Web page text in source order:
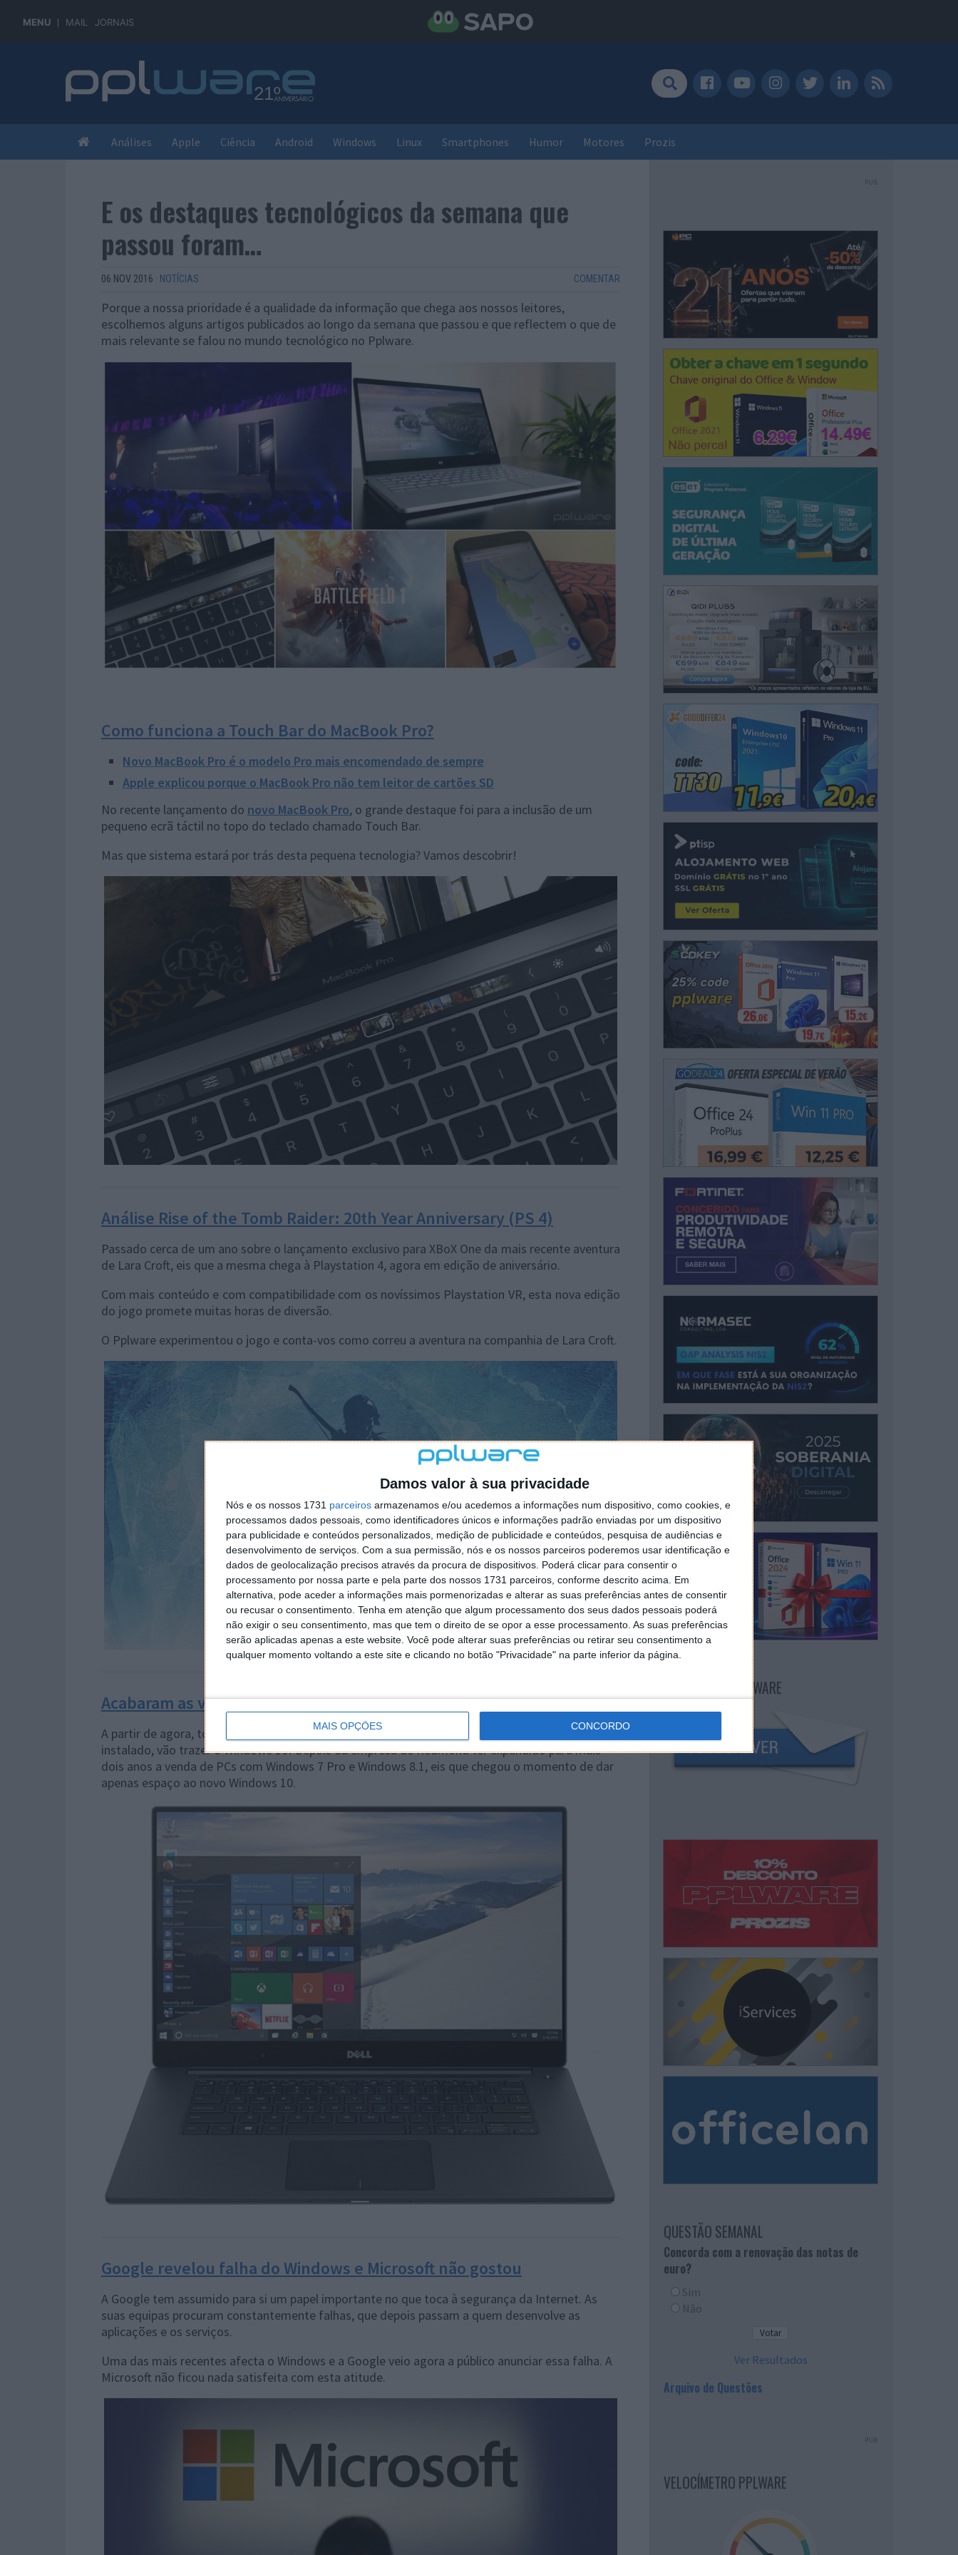
Damos valor à sua privacidade
Nós e os nossos 1731 parceiros armazenamos e/ou acedemos a informações num dispositivo, como cookies, e
processamos dados pessoais, como identificadores únicos e informações padrão enviadas por um dispositivo
para publicidade e conteúdos personalizados, medição de publicidade e conteúdos, pesquisa de audiências e
desenvolvimento de serviços. Com a sua permissão, nós e os nossos parceiros poderemos usar identificação e
dados de geolocalização precisos através da procura de dispositivos. Poderá clicar para consentir o
processamento por nossa parte e pela parte dos nossos 1731 parceiros, conforme descrito acima. Em
alternativa, pode aceder a informações mais pormenorizadas e alterar as suas preferências antes de consentir
ou recusar o consentimento. Tenha em atenção que algum processamento dos seus dados pessoais poderá
não exigir o seu consentimento, mas que tem o direito de se opor a esse processamento. As suas preferências
serão aplicadas apenas a este website. Você pode alterar suas preferências ou retirar seu consentimento a
qualquer momento voltando a este site e clicando no botão "Privacidade" na parte inferior da página.
MAIS OPÇÕES CONCORDO
MENU MAIL JORNAIS
Análises Apple Ciência Android Windows Linux Smartphones Humor Motores Prozis
E os destaques tecnológicos da semana que
passou foram…
06 NOV 2016 · NOTÍCIAS COMENTAR
Porque a nossa prioridade é a qualidade da informação que chega aos nossos leitores,
escolhemos alguns artigos publicados ao longo da semana que passou e que reflectem o que de
mais relevante se falou no mundo tecnológico no Pplware.
Como funciona a Touch Bar do MacBook Pro?
Novo MacBook Pro é o modelo Pro mais encomendado de sempre
Apple explicou porque o MacBook Pro não tem leitor de cartões SD
No recente lançamento do novo MacBook Pro, o grande destaque foi para a inclusão de um
pequeno ecrã táctil no topo do teclado chamado Touch Bar.
Mas que sistema estará por trás desta pequena tecnologia? Vamos descobrir!
Análise Rise of the Tomb Raider: 20th Year Anniversary (PS 4)
Passado cerca de um ano sobre o lançamento exclusivo para XBoX One da mais recente aventura
de Lara Croft, eis que a mesma chega à Playstation 4, agora em edição de aniversário.
Com mais conteúdo e com compatibilidade com os novíssimos Playstation VR, esta nova edição
do jogo promete muitas horas de diversão.
O Pplware experimentou o jogo e conta-vos como correu a aventura na companhia de Lara Croft.
Acabaram as vendas de PCs com Windows 7 Pro ou 8.1
A partir de agora, todos os PCs que cheguem ao mercado e que venham com o Windows pré-
instalado, vão trazer o Windows 10! Depois da empresa de Redmond ter expandido para mais
dois anos a venda de PCs com Windows 7 Pro e Windows 8.1, eis que chegou o momento de dar
apenas espaço ao novo Windows 10.
Google revelou falha do Windows e Microsoft não gostou
A Google tem assumido para si um papel importante no que toca à segurança da Internet. As
suas equipas procuram constantemente falhas, que depois passam a quem desenvolve as
aplicações e os serviços.
Uma das mais recentes afecta o Windows e a Google veio agora a público anunciar essa falha. A
Microsoft não ficou nada satisfeita com esta atitude.
PUB
NEWSLETTER PPLWARE
QUESTÃO SEMANAL
Concorda com a renovação das notas de
euro?
Sim
Não
Ver Resultados
Arquivo de Questões
PUB
VELOCÍMETRO PPLWARE